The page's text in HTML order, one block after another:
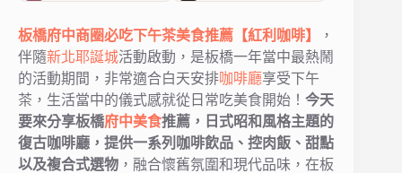
板橋府中商圈必吃下午茶美食推薦 【紅利咖啡】
，
伴隨新北耶誕城活動啟動，是板橋一年當中最熱鬧
的活動期間，非常適合白天安排咖啡廳享受下午
茶，生活當中的儀式感就從日常吃美食開始！ 今天
要來分享板橋府中美食推薦，日式昭和風格主題的
復古咖啡廳，提供一系列咖啡飲品、控肉飯、甜點
以及複合式選物 ，融合懷舊氛圍和現代品味，在板